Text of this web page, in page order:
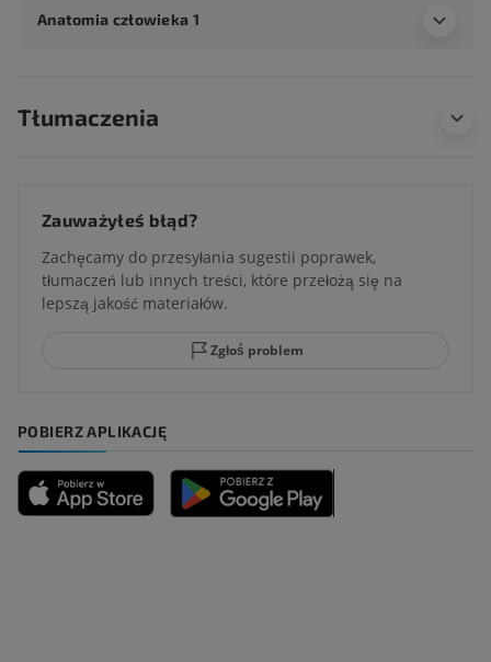
Anatomia człowieka 1
Tłumaczenia
Zauważyłeś błąd?
Zachęcamy do przesyłania sugestii poprawek,
tłumaczeń lub innych treści, które przełożą się na
lepszą jakość materiałów.
Zgłoś problem
POBIERZ APLIKACJĘ